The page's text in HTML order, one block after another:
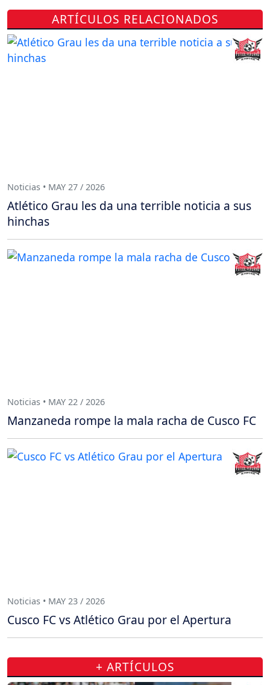
ARTÍCULOS RELACIONADOS
Noticias • MAY 27 / 2026
Atlético Grau les da una terrible noticia a sus
hinchas
Noticias • MAY 22 / 2026
Manzaneda rompe la mala racha de Cusco FC
Noticias • MAY 23 / 2026
Cusco FC vs Atlético Grau por el Apertura
+ ARTÍCULOS